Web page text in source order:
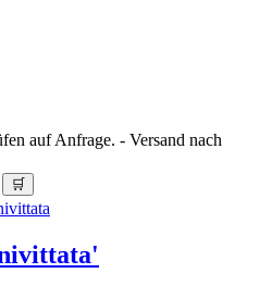
auf Anfrage. - Versand nach